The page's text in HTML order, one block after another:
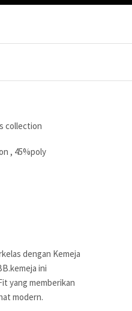
collection
, 45%poly
dengan Kemeja
ini
yang memberikan
modern.